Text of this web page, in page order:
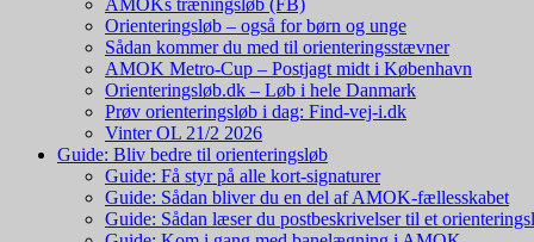
AMOKs træningsløb (FB)
Orienteringsløb – også for børn og unge
Sådan kommer du med til orienteringsstævner
AMOK Metro-Cup – Postjagt midt i København
Orienteringsløb.dk – Løb i hele Danmark
Prøv orienteringsløb i dag: Find-vej-i.dk
Vinter OL 21/2 2026
Guide: Bliv bedre til orienteringsløb
Guide: Få styr på alle kort-signaturer
Guide: Sådan bliver du en del af AMOK-fællesskabet
Guide: Sådan læser du postbeskrivelser til et